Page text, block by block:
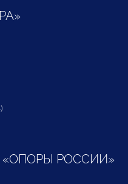
«ОПОРЫ РОССИИ»